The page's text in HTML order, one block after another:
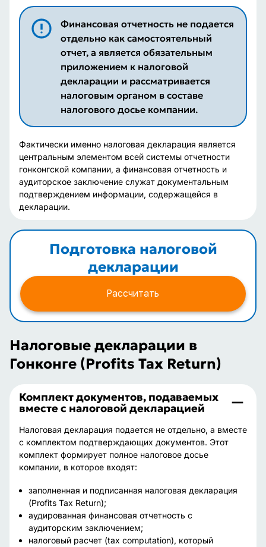
Финансовая отчетность не подается
отдельно как самостоятельный
отчет, а является обязательным
приложением к налоговой
декларации и рассматривается
налоговым органом в составе
налогового досье компании.
Фактически именно налоговая декларация является
центральным элементом всей системы отчетности
гонконгской компании, а финансовая отчетность и
аудиторское заключение служат документальным
подтверждением информации, содержащейся в
декларации.
Подготовка налоговой
декларации
Рассчитать
Налоговые декларации в
Гонконге (Profits Tax Return)
Комплект документов, подаваемых
вместе с налоговой декларацией
Налоговая декларация подается не отдельно, а вместе
с комплектом подтверждающих документов. Этот
комплект формирует полное налоговое досье
компании, в которое входят:
заполненная и подписанная налоговая декларация
(Profits Tax Return);
аудированная финансовая отчетность с
аудиторским заключением;
налоговый расчет (tax computation), который